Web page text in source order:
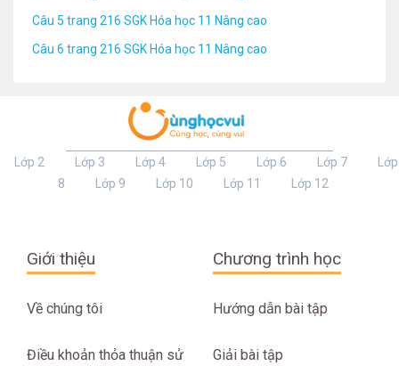
Câu 5 trang 216 SGK Hóa học 11 Nâng cao
Câu 6 trang 216 SGK Hóa học 11 Nâng cao
Lớp 2 Lớp 3 Lớp 4 Lớp 5 Lớp 6 Lớp 7
Lớp
8
Lớp 9 Lớp 10 Lớp 11 Lớp 12
Giới thiệu
Về chúng tôi
Điều khoản thỏa thuận sử
Chương trình học
Hướng dẫn bài tập
Giải bài tập